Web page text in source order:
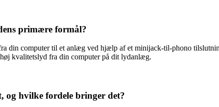
primære formål?
din computer til et anlæg ved hjælp af et minijack-til-phono
kvalitetslyd fra din computer på dit lydanlæg.
hvilke fordele bringer det?